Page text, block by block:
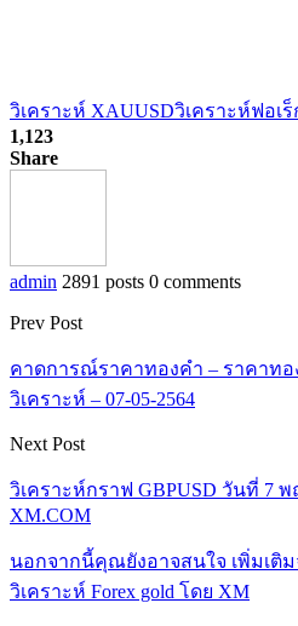
วิเคราะห์ XAUUSDวิเคราะห์ฟอเ
1,123
Share
admin 2891 posts 0 comments
Prev Post
คาดการณ์ราคาทองคำ – ราคาทอ
วิเคราะห์ – 07-05-2564
Next Post
วิเคราะห์กราฟ GBPUSD วันที่ 7
XM.COM
นอกจากนี้คุณยังอาจสนใจ เพิ่มเติ
วิเคราะห์ Forex gold โดย XM